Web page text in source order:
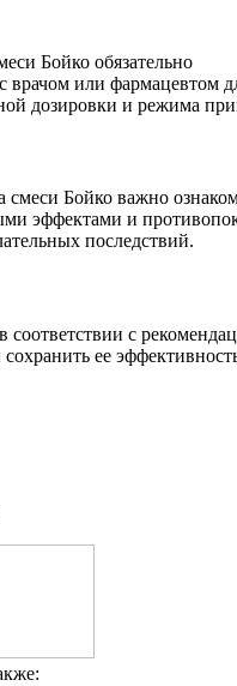
Бойко обязательно
врачом или фармацевтом
дозировки и режима
Бойко важно
эффектами и
последствий.
соответствии с
ее